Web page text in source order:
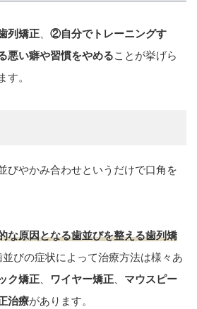
列矯正
②自分でトレーニングす
悪い癖や習慣をやめることが挙げら
す。
びやかみ合わせというだけで口角を
な原因となる歯並びを整える歯列矯
並びの症状によって治療方法は様々あ
ク矯正 ワイヤー矯正
マウスピー
治療があります。